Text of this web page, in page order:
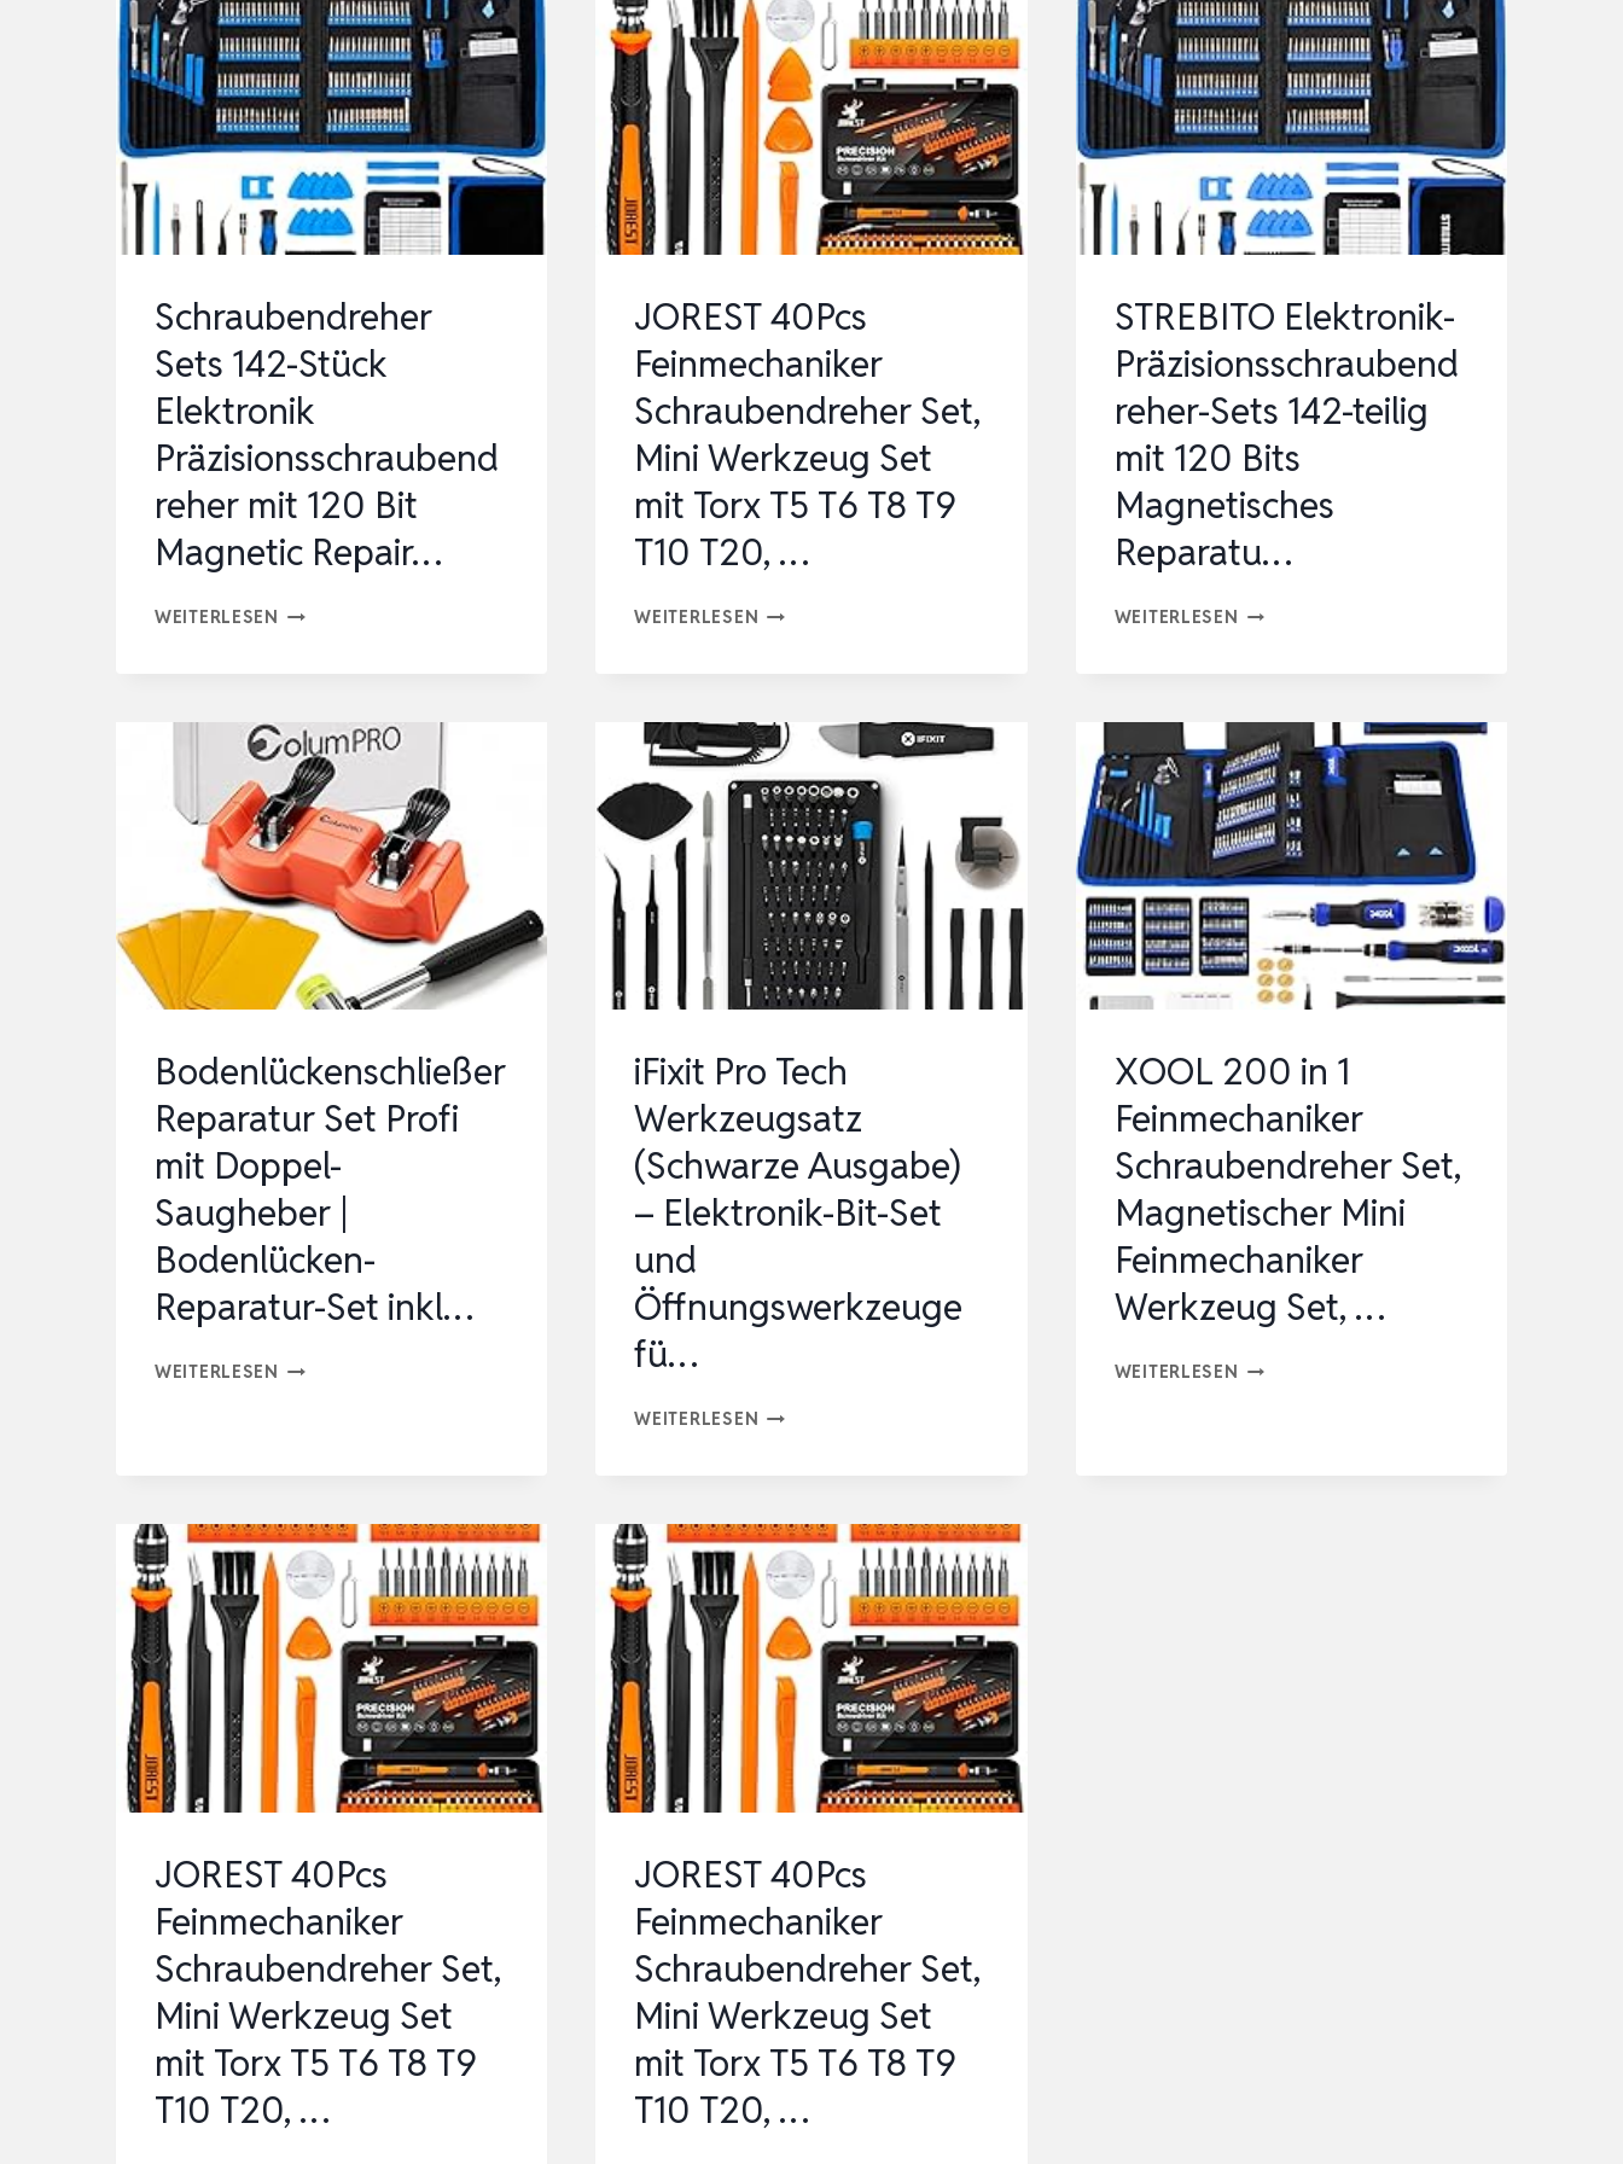
Schraubendreher
Sets 142-Stück
Elektronik
Präzisionsschraubend
reher mit 120 Bit
Magnetic Repair…
WEITERLESEN SCHRAUBENDREHER
STÜCK
ELEKTRONIK
PRÄZISIONSSCHRAUBENDREHER
MIT
120
BIT
MAGNETIC
REPAIR…
JOREST 40Pcs
Feinmechaniker
Schraubendreher Set,
Mini Werkzeug Set
mit Torx T5 T6 T8 T9
T10 T20, …
WEITERLESEN JOREST
SCHRAUBENDREHER
SET,
MINI
WERKZEUG
SET
MIT
TORX
T5
T6
T9
T10
T20,
STREBITO Elektronik-
Präzisionsschraubend
reher-Sets 142-teilig
mit 120 Bits
Magnetisches
Reparatu…
WEITERLESEN STREBITO
SETS
142-
TEILIG
MIT
120
BITS
MAGNETISCHES
REPARATU…
Bodenlückenschließer
Reparatur Set Profi
mit Doppel-
Saugheber |
Bodenlücken-
Reparatur-Set inkl…
WEITERLESEN BODENLÜCKENSCHLIESSER R
OPPEL-S
AUGHEBER |
ODENLÜCKEN-R
EPARATUR-S
ET I
NKL…
iFixit Pro Tech
Werkzeugsatz
(Schwarze Ausgabe)
– Elektronik-Bit-Set
und
Öffnungswerkzeuge
fü…
WEITERLESEN IFIXIT
WERKZEUGSATZ
(SCHWARZE
AUSGABE)
–
ELEKTRONIK-
BIT-
SET
ÖFFNUNGSWERKZEUGE
XOOL 200 in 1
Feinmechaniker
Schraubendreher Set,
Magnetischer Mini
Feinmechaniker
Werkzeug Set, …
WEITERLESEN XOOL
JOREST 40Pcs
Feinmechaniker
Schraubendreher Set,
Mini Werkzeug Set
mit Torx T5 T6 T8 T9
T10 T20, …
JOREST 40Pcs
Feinmechaniker
Schraubendreher Set,
Mini Werkzeug Set
mit Torx T5 T6 T8 T9
T10 T20, …